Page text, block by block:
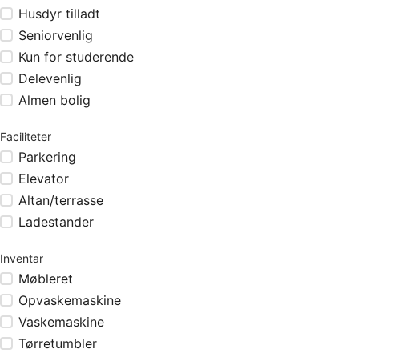
Husdyr tilladt
Seniorvenlig
Kun for studerende
Delevenlig
Almen bolig
Faciliteter
Parkering
Elevator
Altan/terrasse
Ladestander
Inventar
Møbleret
Opvaskemaskine
Vaskemaskine
Tørretumbler